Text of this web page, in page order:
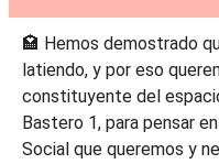
🏩 Hemos demostrado
latiendo, y por eso
constituyente del
Bastero 1, para pensar
Social que queremos y